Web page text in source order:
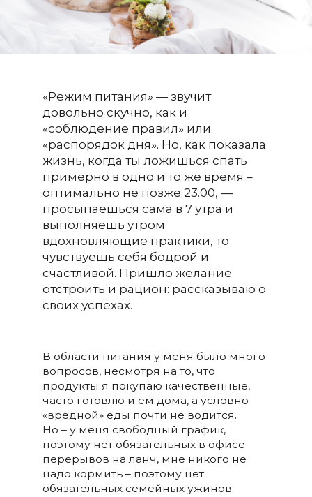
«Режим питания» — звучит
довольно скучно, как и
«соблюдение правил» или
«распорядок дня». Но, как показала
жизнь, когда ты ложишься спать
примерно в одно и то же время –
оптимально не позже 23.00, —
просыпаешься сама в 7 утра и
выполняешь утром
вдохновляющие практики, то
чувствуешь себя бодрой и
счастливой. Пришло желание
отстроить и рацион: рассказываю о
своих успехах.
В области питания у меня было много
вопросов, несмотря на то, что
продукты я покупаю качественные,
часто готовлю и ем дома, а условно
«вредной» еды почти не водится.
Но – у меня свободный график,
поэтому нет обязательных в офисе
перерывов на ланч, мне никого не
надо кормить – поэтому нет
обязательных семейных ужинов.